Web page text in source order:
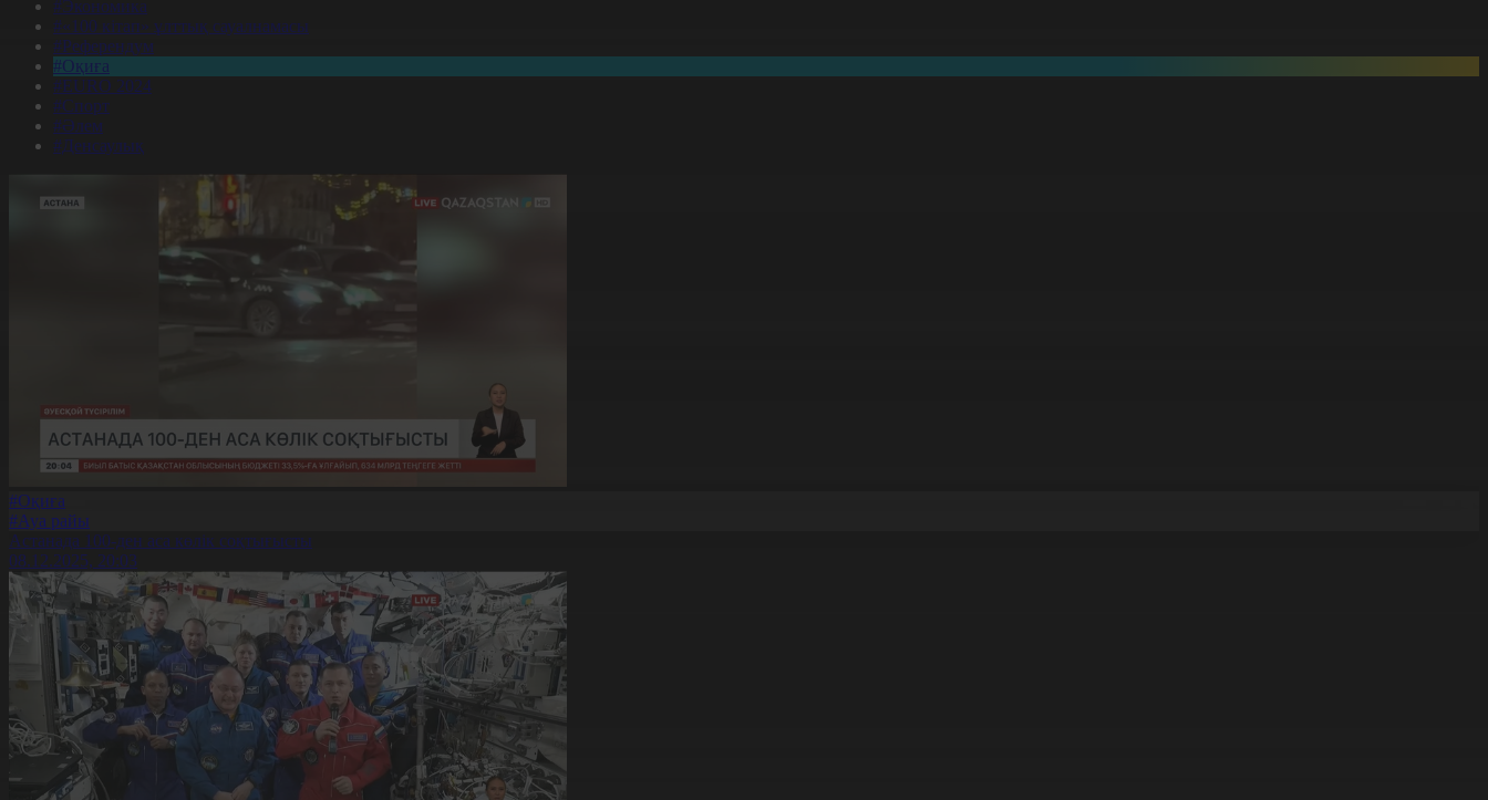
#Экономика
#«100 кітап» ұлттық сауалнамасы
#Референдум
#Оқиға
#EURO 2024
#Спорт
#Әлем
#Денсаулық
#Оқиға
#Ауа райы
Астанада 100-ден аса көлік соқтығысты
08.12.2025, 20:03